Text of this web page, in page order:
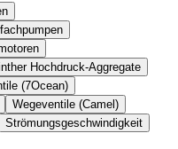
Hochdruck-Aggregate
(7Ocean)
Wegeventile (Camel)
Strömungsgeschwindigkeit